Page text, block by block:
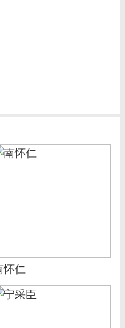
怀仁